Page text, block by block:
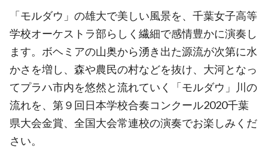
「モルダウ」の雄大で美しい風景を、千葉女子高等
学校オーケストラ部らしく繊細で感情豊かに演奏し
ます。ボヘミアの山奥から湧き出た源流が次第に水
かさを増し、森や農民の村などを抜け、大河となっ
てプラハ市内を悠然と流れていく「モルダウ」川の
流れを、第９回日本学校合奏コンクール2020千葉
県大会金賞、全国大会常連校の演奏でお楽しみくだ
さい。